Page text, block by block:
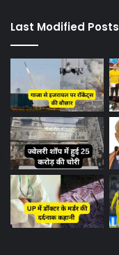
Last Modified Posts